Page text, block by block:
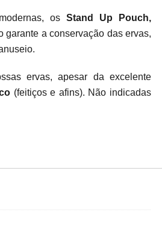
os Stand Up Pouch,
garante a conservação das ervas,
ervas, apesar da excelente
(feitiços e afins). Não indicadas